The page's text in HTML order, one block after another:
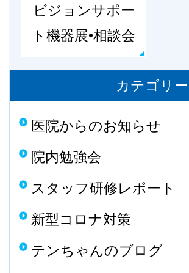
ビジョンサポー
ト機器展•相談会
カテゴリー
医院からのお知らせ
院内勉強会
スタッフ研修レポート
新型コロナ対策
テンちゃんのブログ